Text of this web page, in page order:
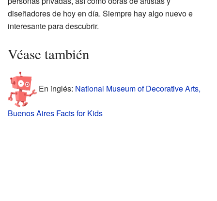
diseñadores de hoy en día. Siempre hay algo nuevo e
interesante para descubrir.
Véase también
En inglés: National Museum of Decorative Arts,
Buenos Aires Facts for Kids